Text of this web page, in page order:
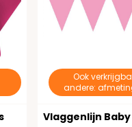
Ook
andere: